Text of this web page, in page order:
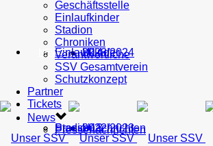
U14
U13
2023/2024
2022/2023
Einlaufkinder
Stadion
NEWS
Pressenachrichten
Geschäftsstelle
Einlaufkinder
Stadion
Chroniken
Verantwortliche
SSV Gesamtverein
Schutzkonzept
Partner
Tickets
News
Pressenachrichten